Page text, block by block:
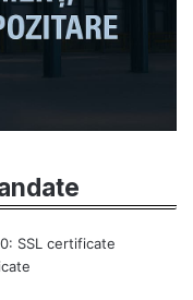
SSL certificate